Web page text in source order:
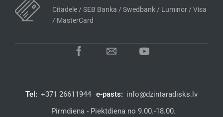
Citadele / SEB Banka / Swedbank / Luminor / Visa
/ MasterCard
Tel: +371 26611944 e-pasts: info@dzintaradisks.lv
Pirmdiena - Piektdiena no 9.00.-18.00.